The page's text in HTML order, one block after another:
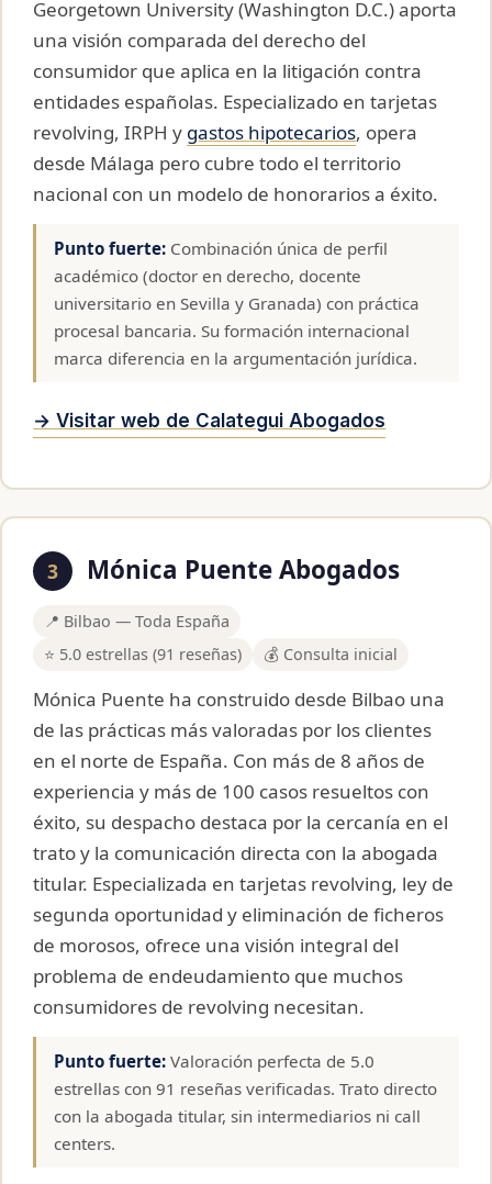
Georgetown University (Washington D.C.) aporta
una visión comparada del derecho del
consumidor que aplica en la litigación contra
entidades españolas. Especializado en tarjetas
revolving, IRPH y gastos hipotecarios, opera
desde Málaga pero cubre todo el territorio
nacional con un modelo de honorarios a éxito.
Punto fuerte: Combinación única de perfil
académico (doctor en derecho, docente
universitario en Sevilla y Granada) con práctica
procesal bancaria. Su formación internacional
marca diferencia en la argumentación jurídica.
→ Visitar web de Calategui Abogados
3 Mónica Puente Abogados
📍 Bilbao — Toda España
⭐ 5.0 estrellas (91 reseñas)
💰 Consulta inicial
Mónica Puente ha construido desde Bilbao una
de las prácticas más valoradas por los clientes
en el norte de España. Con más de 8 años de
experiencia y más de 100 casos resueltos con
éxito, su despacho destaca por la cercanía en el
trato y la comunicación directa con la abogada
titular. Especializada en tarjetas revolving, ley de
segunda oportunidad y eliminación de ficheros
de morosos, ofrece una visión integral del
problema de endeudamiento que muchos
consumidores de revolving necesitan.
Punto fuerte: Valoración perfecta de 5.0
estrellas con 91 reseñas verificadas. Trato directo
con la abogada titular, sin intermediarios ni call
centers.